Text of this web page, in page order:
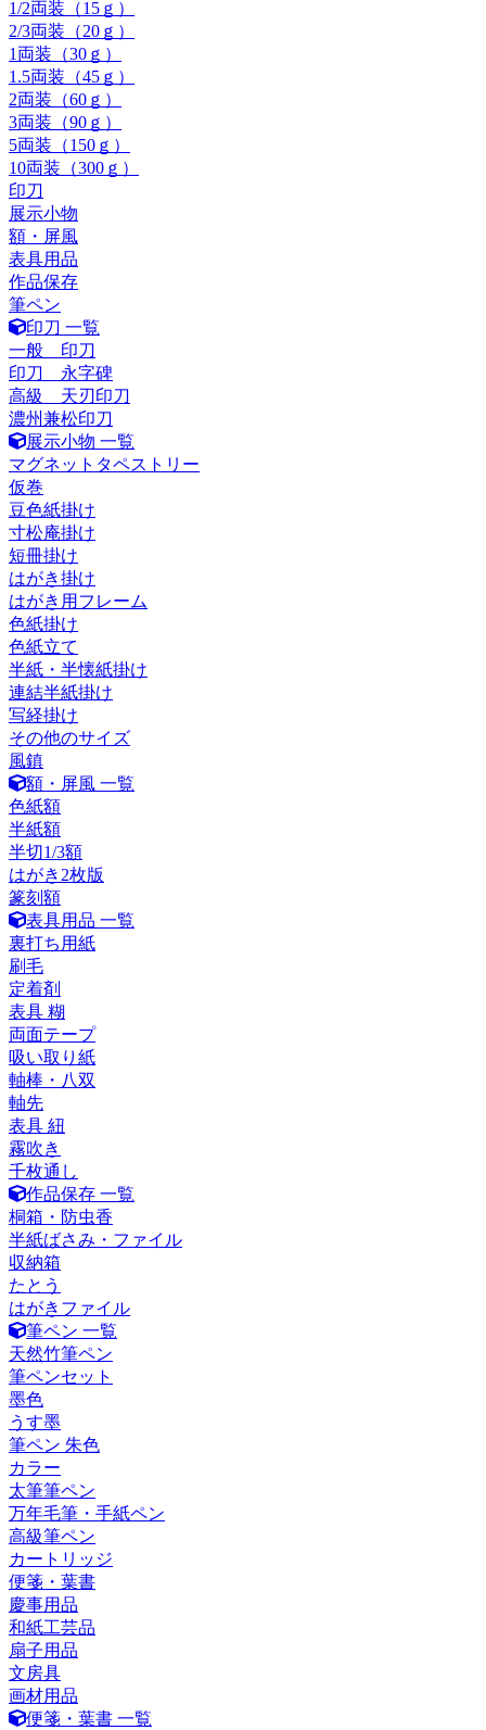
1/2両装（15ｇ）
2/3両装（20ｇ）
1両装（30ｇ）
1.5両装（45ｇ）
2両装（60ｇ）
3両装（90ｇ）
5両装（150ｇ）
10両装（300ｇ）
印刀
展示小物
額・屏風
表具用品
作品保存
筆ペン
印刀 一覧
一般 印刀
印刀 永字碑
高級 天刃印刀
濃州兼松印刀
展示小物 一覧
マグネットタペストリー
仮巻
豆色紙掛け
寸松庵掛け
短冊掛け
はがき掛け
はがき用フレーム
色紙掛け
色紙立て
半紙・半懐紙掛け
連結半紙掛け
写経掛け
その他のサイズ
風鎮
額・屏風 一覧
色紙額
半紙額
半切1/3額
はがき2枚版
篆刻額
表具用品 一覧
裏打ち用紙
刷毛
定着剤
表具 糊
両面テープ
吸い取り紙
軸棒・八双
軸先
表具 紐
霧吹き
千枚通し
作品保存 一覧
桐箱・防虫香
半紙ばさみ・ファイル
収納箱
たとう
はがきファイル
筆ペン 一覧
天然竹筆ペン
筆ペンセット
墨色
うす墨
筆ペン 朱色
カラー
太筆筆ペン
万年毛筆・手紙ペン
高級筆ペン
カートリッジ
便箋・葉書
慶事用品
和紙工芸品
扇子用品
文房具
画材用品
便箋・葉書 一覧